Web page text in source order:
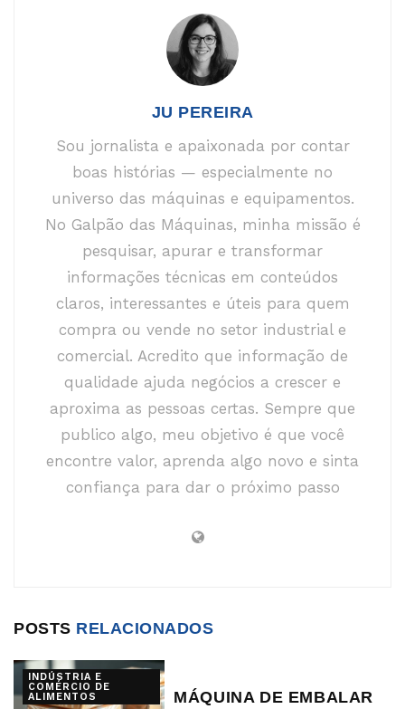
JU PEREIRA
Sou jornalista e apaixonada por contar
boas histórias — especialmente no
universo das máquinas e equipamentos.
No Galpão das Máquinas, minha missão é
pesquisar, apurar e transformar
informações técnicas em conteúdos
claros, interessantes e úteis para quem
compra ou vende no setor industrial e
comercial. Acredito que informação de
qualidade ajuda negócios a crescer e
aproxima as pessoas certas. Sempre que
publico algo, meu objetivo é que você
encontre valor, aprenda algo novo e sinta
confiança para dar o próximo passo
POSTS RELACIONADOS
INDÚSTRIA E
COMÉRCIO DE
ALIMENTOS
MÁQUINA DE EMBALAR